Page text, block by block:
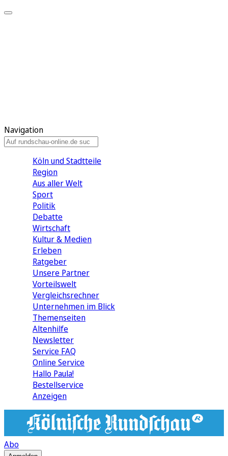
Navigation
Köln und Stadtteile
Region
Aus aller Welt
Sport
Politik
Debatte
Wirtschaft
Kultur & Medien
Erleben
Ratgeber
Unsere Partner
Vorteilswelt
Vergleichsrechner
Unternehmen im Blick
Themenseiten
Altenhilfe
Newsletter
Service FAQ
Online Service
Hallo Paula!
Bestellservice
Anzeigen
Abo